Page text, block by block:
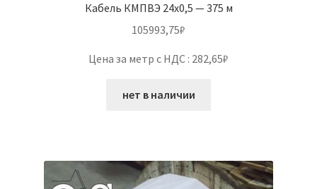
Кабель КМПВЭ 24х0,5 — 375 м
105993,75₽
Цена за метр с НДС : 282,65₽
нет в наличии